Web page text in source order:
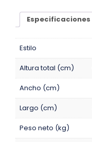
Especificaciones
Estilo
Altura total (cm)
Ancho (cm)
Largo (cm)
Peso neto (kg)